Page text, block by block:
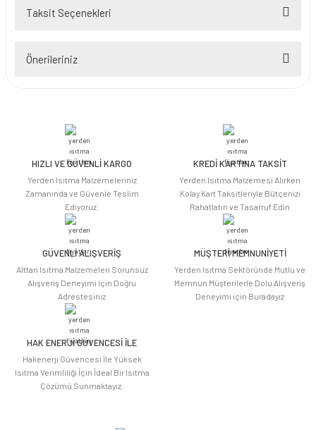
Taksit Seçenekleri
Önerileriniz
iletebilirsiniz.
Görüş ve önerileriniz için teşekkür ederiz.
Ürün açıklamasında eksik bilgiler bulunuyor.
Ürün bilgilerinde hatalar bulunuyor.
Ürün fiyatı diğer sitelerden daha pahalı.
Bu ürüne benzer farklı alternatifler olmalı.
HIZLI VE GÜVENLİ KARGO
Yerden Isıtma Malzemeleriniz
Zamanında ve Güvenle Teslim
Ediyoruz.
KREDİ KARTINA TAKSİT
Yerden Isıtma Malzemesi Alırken
Kolay Kart Taksitleriyle Bütçenizi
Rahatlatın ve Tasarruf Edin
GÜVENLİ ALIŞVERİŞ
Alttan Isıtma Malzemeleri Sorunsuz
Alışveriş Deneyimi için Doğru
Adrestesiniz
MÜŞTERİ MEMNUNİYETİ
Yerden Isıtma Sektöründe Mutlu ve
Memnun Müşterilerle Dolu Alışveriş
Deneyimi için Buradayız
HAK ENERJİ GÜVENCESİ İLE
Hakenerji Güvencesi İle Yüksek
Isıtma Verimliliği İçin İdeal Bir Isıtma
Çözümü Sunmaktayız.